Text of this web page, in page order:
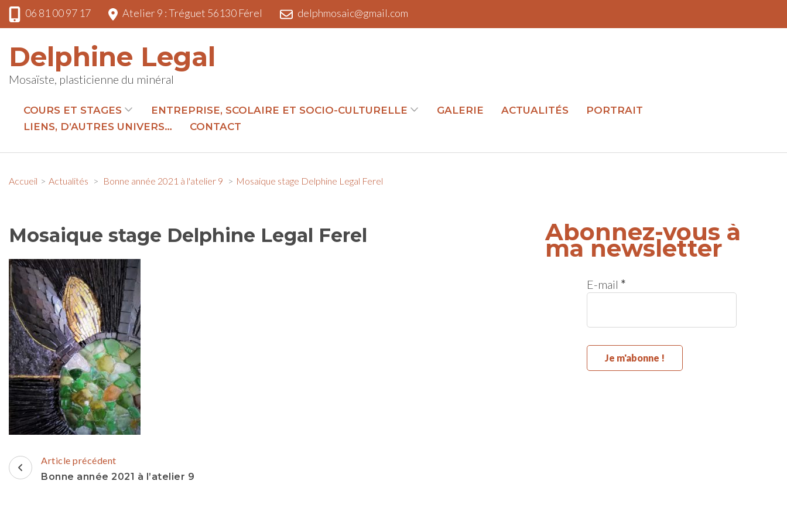
Aller
au
(Pressez
Entrée)
06 81 00 97 17 Atelier 9 : Tréguet 56130 Férel delphmosaic@gmail.com
Delphine Legal
Mosaïste, plasticienne du minéral
COURS ET STAGES ENTREPRISE, SCOLAIRE ET SOCIO-CULTURELLE GALERIE ACTUALITÉS
PORTRAIT
LIENS, D’AUTRES UNIVERS…
CONTACT
Accueil > Actualités > Bonne année 2021 à l'atelier 9 > Mosaique stage Delphine Legal Ferel
Mosaique stage Delphine Legal Ferel
Navigation
d'article
Article précédent
Bonne année 2021 à l’atelier 9
Abonnez-vous à
ma newsletter
E-mail *